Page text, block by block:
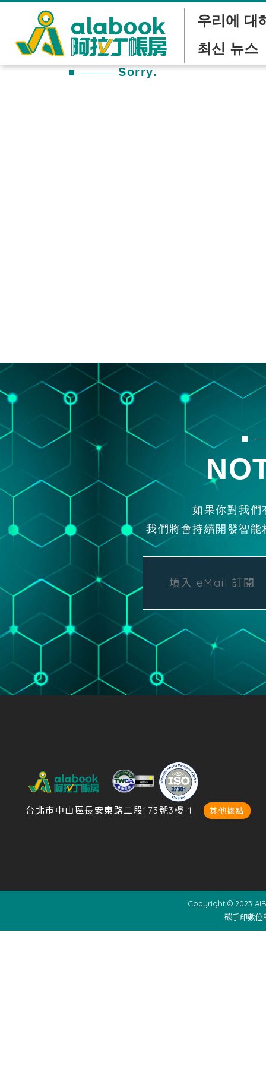
우리에 대
최신 뉴스
Sorry.
如果你對我們
我們將會持續開發智
台北市中山區長安東路二段173號3樓-1 其他據點
Copyright © 2023
碳手印數位